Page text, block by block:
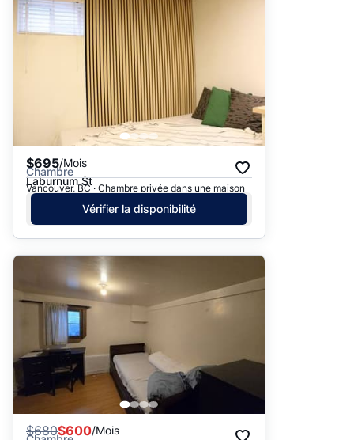
$695/Mois
Chambre
Laburnum St
Vancouver, BC · Chambre privée dans une maison
Vérifier la disponibilité
$680$600/Mois